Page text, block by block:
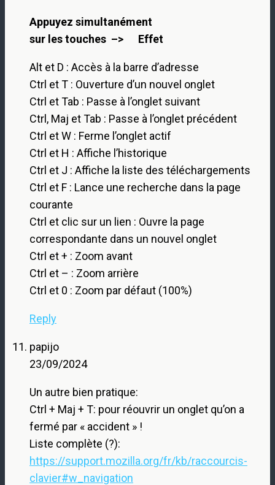
Appuyez simultanément
sur les touches –> Effet
Alt et D : Accès à la barre d’adresse
Ctrl et T : Ouverture d’un nouvel onglet
Ctrl et Tab : Passe à l’onglet suivant
Ctrl, Maj et Tab : Passe à l’onglet précédent
Ctrl et W : Ferme l’onglet actif
Ctrl et H : Affiche l’historique
Ctrl et J : Affiche la liste des téléchargements
Ctrl et F : Lance une recherche dans la page
courante
Ctrl et clic sur un lien : Ouvre la page
correspondante dans un nouvel onglet
Ctrl et + : Zoom avant
Ctrl et – : Zoom arrière
Ctrl et 0 : Zoom par défaut (100%)
Reply
papijo
23/09/2024
Un autre bien pratique:
Ctrl + Maj + T: pour réouvrir un onglet qu’on a
fermé par « accident » !
Liste complète (?):
https://support.mozilla.org/fr/kb/raccourcis-
clavier#w_navigation